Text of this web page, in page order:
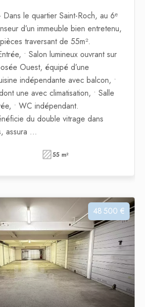
Dans le quartier Saint-Roch, au 6ᵉ
d’un immeuble bien entretenu,
traversant de 55m².
• Salon lumineux ouvrant sur
Ouest, équipé d’une
indépendante avec balcon, •
une avec climatisation, • Salle
• WC indépendant.
du double vitrage dans
assura ...
55 m²
48 500 €